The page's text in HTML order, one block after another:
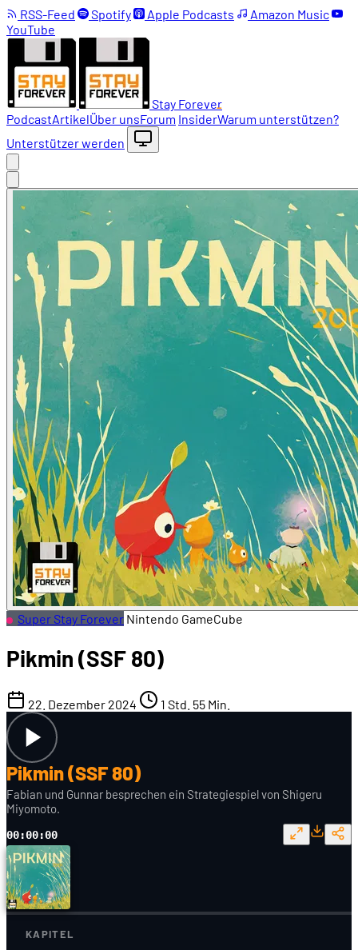
RSS-Feed Spotify Apple Podcasts
Amazon Music
YouTube
Stay Forever
PodcastArtikelÜber unsForum InsiderWarum unterstützen?
Unterstützer werden
Super Stay Forever Nintendo GameCube
Pikmin (SSF 80)
22. Dezember 2024 1 Std. 55 Min.
Pikmin (SSF 80)
Fabian und Gunnar besprechen ein Strategiespiel von Shigeru
Miyomoto.
00:00:00
KAPITEL